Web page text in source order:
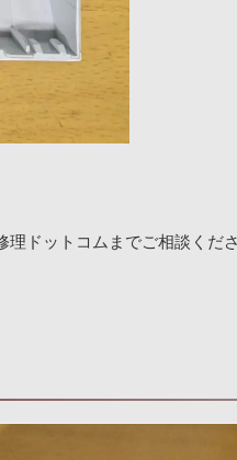
ドットコムまでご相談くだ